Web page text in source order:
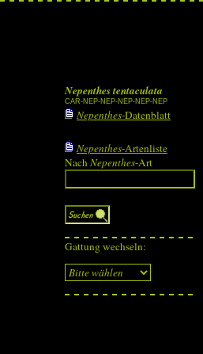
Nepenthes tentaculata
CAR-NEP-NEP-NEP-NEP-NEP
Nepenthes-Datenblatt
Nepenthes-Artenliste
NachNepenthes-Art
Gattung wechseln: